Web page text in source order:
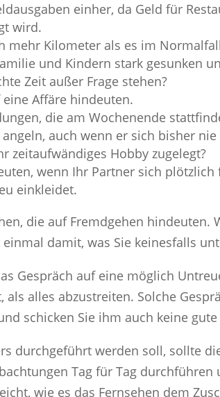
einher, da Geld für
wird.
mehr Kilometer als es im
und Kindern stark gesunken
Zeit außer Frage stehen?
Affäre hindeuten.
die am Wochenende
auch wenn er sich bisher
zeitaufwändiges Hobby zugelegt?
wenn Ihr Partner sich
einkleidet.
die auf Fremdgehen hindeuten.
damit, was Sie keinesfalls
Gespräch auf eine möglich
alles abzustreiten. Solche
schicken Sie ihm auch keine
durchgeführt werden soll, sollte
Tag für Tag
wie es das Fernsehen dem